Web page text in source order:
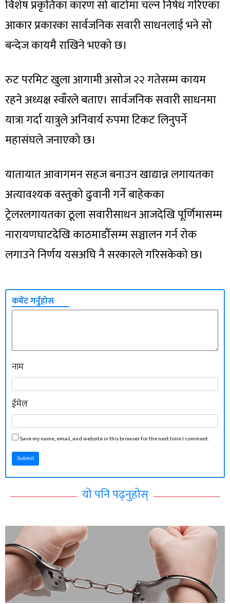
विशेष प्रकृतिका कारण सो बाटोमा चल्न निषेध गरिएका
आकार प्रकारका सार्वजनिक सवारी साधनलाई भने सो
बन्देज कायमै राखिने भएको छ।
रुट परमिट खुला आगामी असोज २२ गतेसम्म कायम
रहने अध्यक्ष स्वाँरले बताए। सार्वजनिक सवारी साधनमा
यात्रा गर्दा यात्रुले अनिवार्य रुपमा टिकट लिनुपर्ने
महासंघले जनाएको छ।
यातायात आवागमन सहज बनाउन खाद्यान्न लगायतका
अत्यावश्यक वस्तुको ढुवानी गर्ने बाहेकका
ट्रेलरलगायतका ठूला सवारीसाधन आजदेखि पूर्णिमासम्म
नारायणघाटदेखि काठमाडौँसम्म सञ्चालन गर्न रोक
लगाउने निर्णय यसअघि नै सरकारले गरिसकेको छ।
कमेंट गर्नुहोस
नाम
ईमेल
Save my name, email, and website in this browser for the next time I comment.
Submit
यो पनि पढ्नुहोस्